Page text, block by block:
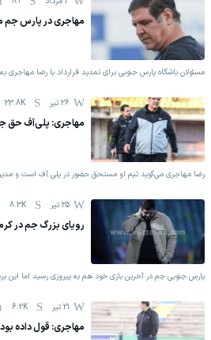
مهاجری در پارس
مسئولان باشگاه پارس جنوبی برای تمدید قرارداد با رضا مهاجری
26 تیر 23.8K
مهاجری: پلی‌آف حق
رضا مهاجری می‌گوید تیم او مستحق حضور در پلی آف است و مدیران
25 تیر 8.3K
رویای بزرگ جم در
پارس جنوبی جم در آخرین بازی خود هم به پیروزی رسید اما این
21 تیر 6.2K
مهاجری: قول داده